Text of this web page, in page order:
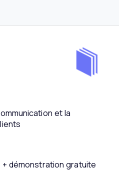
et la
+ démonstration gratuite